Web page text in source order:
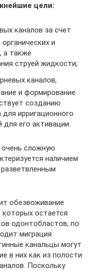
цели:
каналов за счет
и
а также
струей жидкости;
каналов,
и формирование
созданию
ирригационного
его активации.
очень сложную
наличием
обезвоживание
которых остается
одонтобластов, по
миграция
канальцы могут
в них как из полости
Поскольку